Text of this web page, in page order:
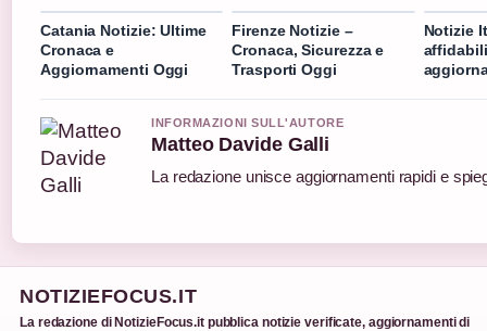
Catania Notizie: Ultime
Cronaca e
Aggiornamenti Oggi
Firenze Notizie –
Cronaca, Sicurezza e
Trasporti Oggi
Notizie
INFORMAZIONI SULL'AUTORE
Matteo Davide Galli
La redazione unisce aggiornamenti rapidi e
NOTIZIEFOCUS.IT
La redazione di NotizieFocus.it pubblica notizie verificate, aggiornamenti di